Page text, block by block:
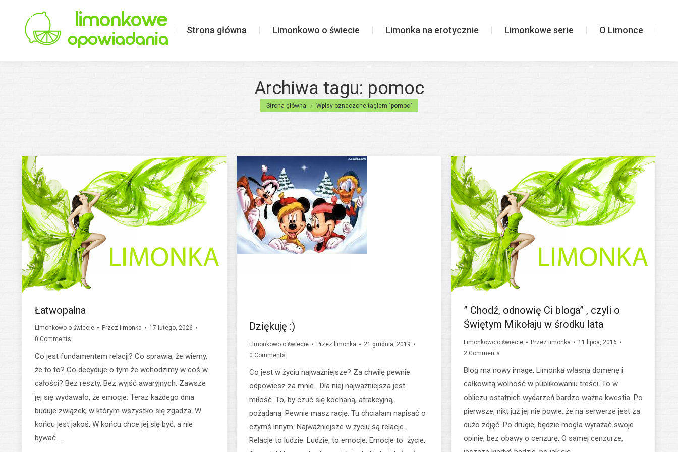
Strona główna Limonkowo o świecie Limonka na erotycznie Limonkowe serie O Limonce
Archiwa tagu: pomoc
Jesteś tutaj:
Strona główna Wpisy oznaczone tagiem "pomoc"
Łatwopalna
Limonkowo o świecie Przez limonka
17 lutego, 2026
0 Comments
Co jest fundamentem relacji? Co sprawia, że wiemy,
że to to? Co decyduje o tym że wchodzimy w coś w
całości? Bez reszty. Bez wyjść awaryjnych. Zawsze
jej się wydawało, że emocje. Teraz każdego dnia
buduje związek, w którym wszystko się zgadza. W
końcu jest jakoś. W końcu chce jej się być, a nie
bywać.…
Dziękuję :)
Limonkowo o świecie Przez limonka
21 grudnia, 2019
0 Comments
Co jest w życiu najważniejsze? Za chwilę pewnie
odpowiesz za mnie….Dla niej najważniejsza jest
miłość. To, by czuć się kochaną, atrakcyjną,
pożądaną. Pewnie masz rację. Tu chciałam napisać o
czymś innym. Najważniejsze w życiu są relacje.
Relacje to ludzie. Ludzie, to emocje. Emocje to życie.
” Chodź, odnowię Ci bloga” , czyli o
Świętym Mikołaju w środku lata
Limonkowo o świecie Przez limonka
11 lipca, 2016
2 Comments
Blog ma nowy image. Limonka własną domenę i
całkowitą wolność w publikowaniu treści. To w
obliczu ostatnich wydarzeń bardzo ważna kwestia. Po
pierwsze, nikt już jej nie powie, że na serwerze jest za
dużo zdjęć. Po drugie, będzie mogła wyrażać swoje
opinie, bez obawy o cenzurę. O samej cenzurze,
Strona główna Limonkowo o świecie